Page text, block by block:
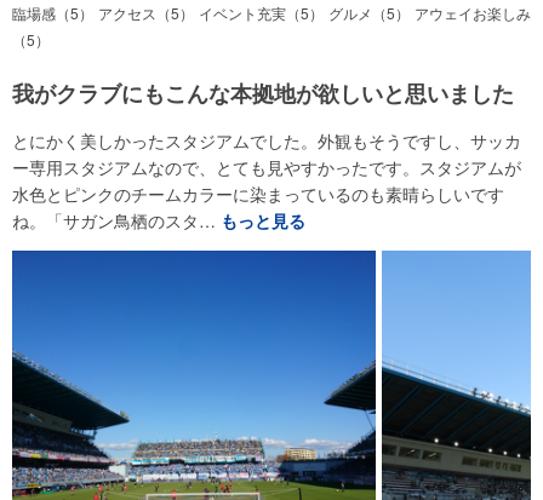
臨場感（5） アクセス（5） イベント充実（5） グルメ（5）
アウェイお楽しみ
（5）
我がクラブにもこんな本拠地が欲しいと思いました
とにかく美しかったスタジアムでした。外観もそうですし、サッカ
ー専用スタジアムなので、とても見やすかったです。スタジアムが
水色とピンクのチームカラーに染まっているのも素晴らしいです
ね。「サガン鳥栖のスタ… もっと見る